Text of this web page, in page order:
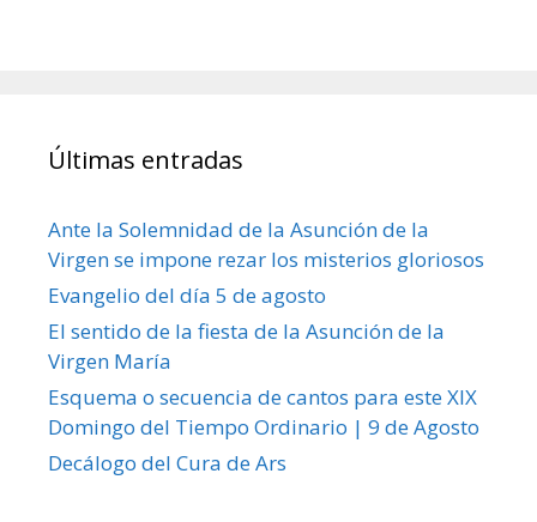
Últimas entradas
Ante la Solemnidad de la Asunción de la
Virgen se impone rezar los misterios gloriosos
Evangelio del día 5 de agosto
El sentido de la fiesta de la Asunción de la
Virgen María
Esquema o secuencia de cantos para este XIX
Domingo del Tiempo Ordinario | 9 de Agosto
Decálogo del Cura de Ars